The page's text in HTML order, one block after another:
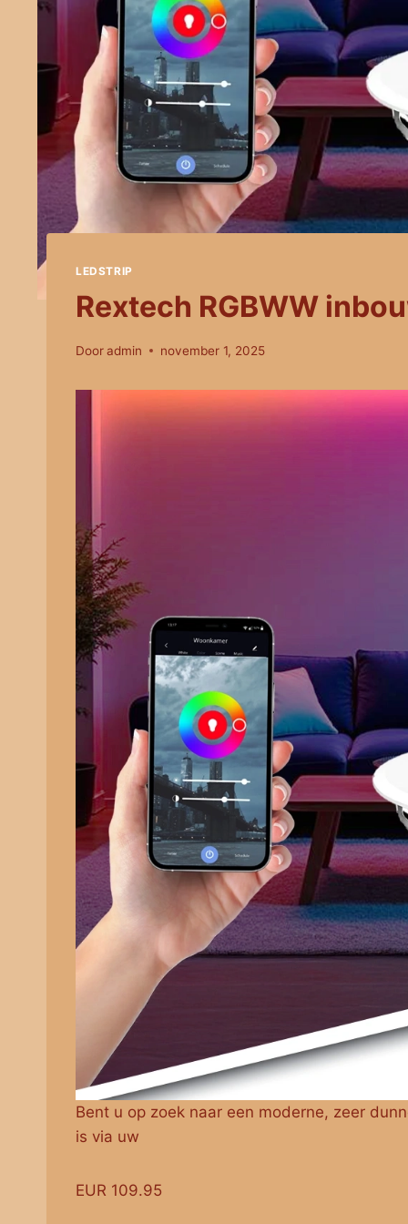
LEDSTRIP
Rextech RGBWW
Dooradmin november 1, 2025
Bent u op zoek naar een moderne, zeer
is via uw
EUR 109.95